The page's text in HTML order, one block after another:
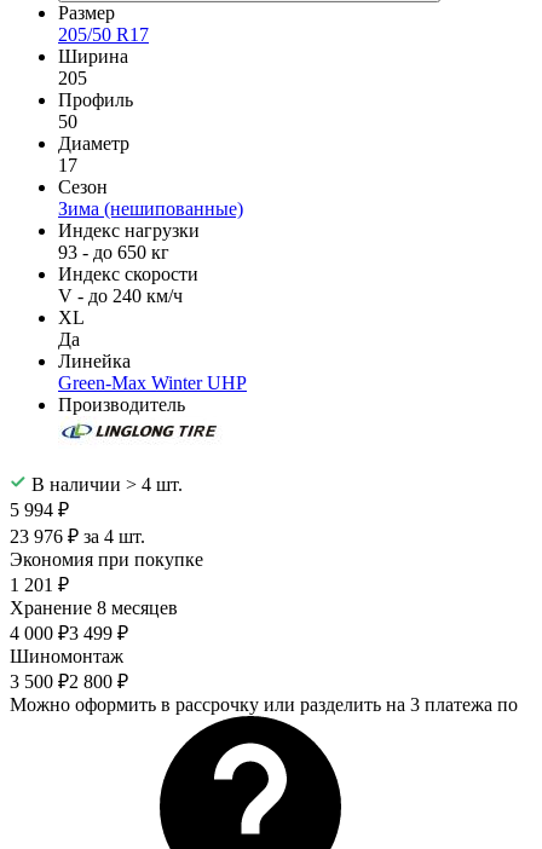
Размер
205/50 R17
Ширина
205
Профиль
50
Диаметр
17
Сезон
Зима (нешипованные)
Индекс нагрузки
93 - до 650 кг
Индекс скорости
V - до 240 км/ч
XL
Да
Линейка
Green-Max Winter UHP
Производитель
В наличии > 4 шт.
5 994 ₽
23 976 ₽ за 4 шт.
Экономия при покупке
1 201 ₽
Хранение 8 месяцев
4 000 ₽3 499 ₽
Шиномонтаж
3 500 ₽2 800 ₽
Можно оформить в рассрочку или разделить на 3 платежа по